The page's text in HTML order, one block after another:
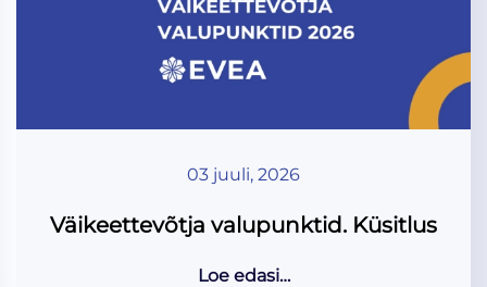
03 juuli, 2026
Väikeettevõtja valupunktid. Küsitlus
Loe edasi…